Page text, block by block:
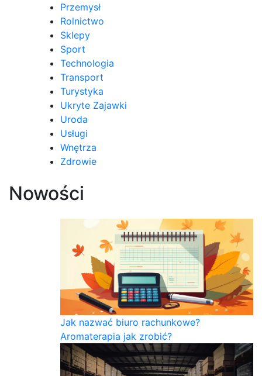
Przemysł
Rolnictwo
Sklepy
Sport
Technologia
Transport
Turystyka
Ukryte Zajawki
Uroda
Usługi
Wnętrza
Zdrowie
Nowości
Jak nazwać biuro rachunkowe?
Aromaterapia jak zrobić?